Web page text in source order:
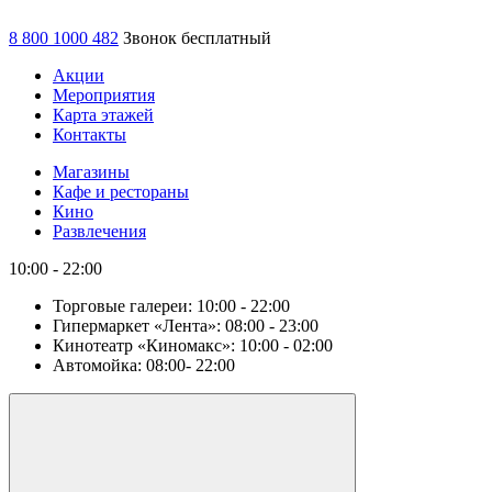
8 800 1000 482 Звонок бесплатный
Акции
Мероприятия
Карта этажей
Контакты
Магазины
Кафе и рестораны
Кино
Развлечения
10:00 - 22:00
Торговые галереи: 10:00 - 22:00
Гипермаркет «Лента»: 08:00 - 23:00
Кинотеатр «Киномакс»: 10:00 - 02:00
Автомойка: 08:00- 22:00